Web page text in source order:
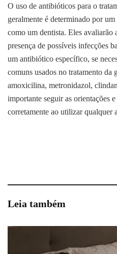
O uso de antibióticos para o
geralmente é determinado por
como um dentista. Eles avaliarão
presença de possíveis infecções
um antibiótico específico, se
comuns usados no tratamento da
amoxicilina, metronidazol,
importante seguir as orientações
corretamente ao utilizar qualquer
Leia também